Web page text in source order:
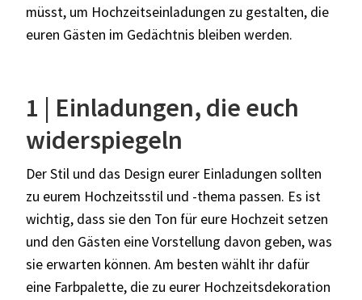
müsst, um Hochzeitseinladungen zu gestalten, die
euren Gästen im Gedächtnis bleiben werden.
1 | Einladungen, die euch
widerspiegeln
Der Stil und das Design eurer Einladungen sollten
zu eurem Hochzeitsstil und -thema passen. Es ist
wichtig, dass sie den Ton für eure Hochzeit setzen
und den Gästen eine Vorstellung davon geben, was
sie erwarten können. Am besten wählt ihr dafür
eine Farbpalette, die zu eurer Hochzeitsdekoration